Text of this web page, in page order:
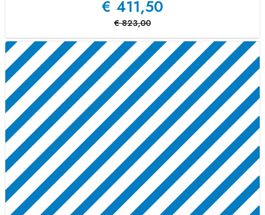
€ 411,50
€ 823,00